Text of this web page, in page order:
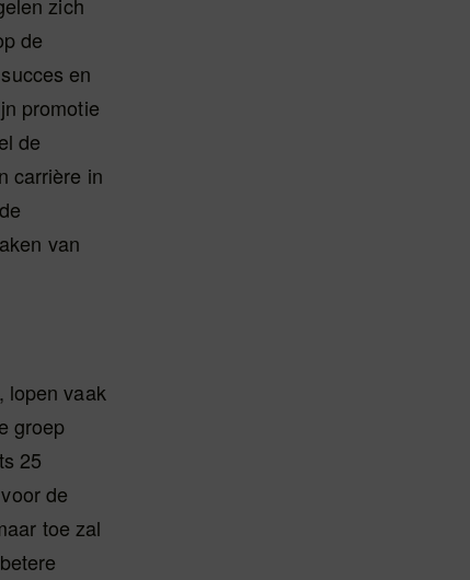
de
en
promotie
de
carrière in
van
lopen vaak
groep
25
de
toe zal